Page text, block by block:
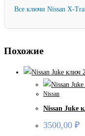
Все ключи Nissan X-
Похожие
Nissan
Nissan Juke
3500,00 ₽